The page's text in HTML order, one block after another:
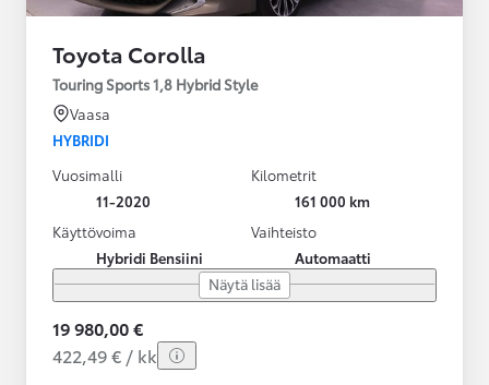
Toyota Corolla
Touring Sports 1,8 Hybrid Style
Vaasa
HYBRIDI
Vuosimalli
11-2020
Kilometrit
161 000 km
Käyttövoima
Hybridi Bensiini
Vaihteisto
Automaatti
Näytä lisää
19 980,00 €
422,49 € / kk